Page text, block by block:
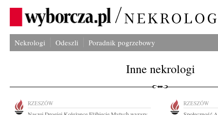
Nekrologi Odeszli Poradnik pogrzebowy
Inne nekrologi
RZESZÓW RZESZÓW